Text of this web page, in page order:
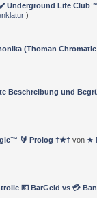
Underground Life Club™
)
(Thoman
Beschreibung und
🔰 Prolog †★†von ★
💶 BarGeld vs 💳